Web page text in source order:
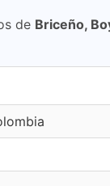
de Briceño,